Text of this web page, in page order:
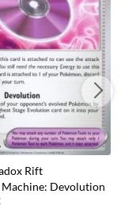
Rift
Machine: Devolution